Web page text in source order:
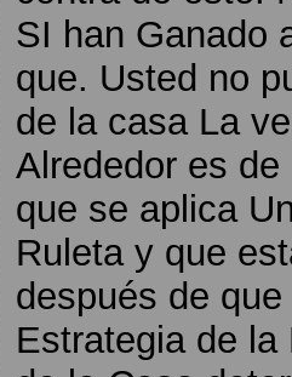
SI han Ganado
que. Usted no
de la casa La
Alrededor es
que se aplica
Ruleta y que
después de
Estrategia de